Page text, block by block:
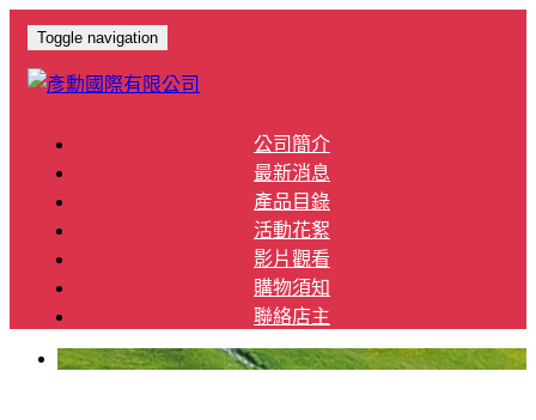
Toggle navigation
公司簡介
最新消息
產品目錄
活動花絮
影片觀看
購物須知
聯絡店主